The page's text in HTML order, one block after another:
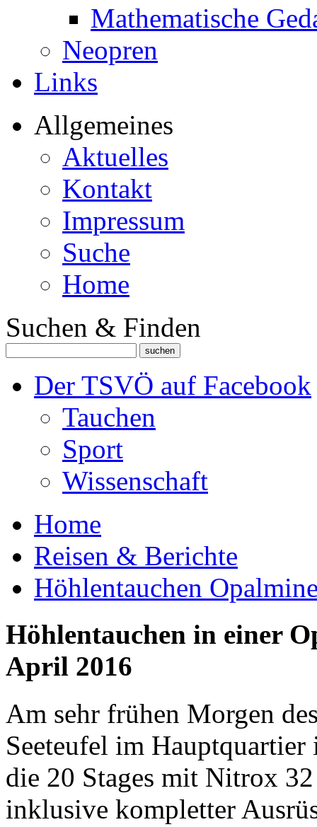
Mathematische
Neopren
Links
Allgemeines
Aktuelles
Kontakt
Impressum
Suche
Home
Suchen & Finden
Der TSVÖ auf Facebook
Tauchen
Sport
Wissenschaft
Home
Reisen & Berichte
Höhlentauchen
Höhlentauchen in einer
April 2016
Am sehr frühen Morgen
Seeteufel im Hauptquartier
die 20 Stages mit Nitrox
inklusive kompletter